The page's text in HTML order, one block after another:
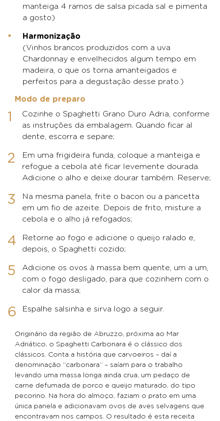
manteiga 4 ramos de salsa picada sal e pimenta
a gosto)
Harmonização
(Vinhos brancos produzidos com a uva
Chardonnay e envelhecidos algum tempo em
madeira, o que os torna amanteigados e
perfeitos para a degustação desse prato.)
Modo de preparo
Cozinhe o Spaghetti Grano Duro Adria, conforme
as instruções da embalagem. Quando ficar al
dente, escorra e separe;
Em uma frigideira funda, coloque a manteiga e
refogue a cebola até ficar levemente dourada.
Adicione o alho e deixe dourar também. Reserve;
Na mesma panela, frite o bacon ou a pancetta
em um fio de azeite. Depois de frito, misture a
cebola e o alho já refogados;
Retorne ao fogo e adicione o queijo ralado e,
depois, o Spaghetti cozido;
Adicione os ovos à massa bem quente, um a um,
com o fogo desligado, para que cozinhem com o
calor da massa;
Espalhe salsinha e sirva logo a seguir.
Originário da região de Abruzzo, próxima ao Mar
Adriático, o Spaghetti Carbonara é o clássico dos
clássicos. Conta a história que carvoeiros – daí a
denominação “carbonara” – saíam para o trabalho
levando uma massa longa ainda crua, um pedaço de
carne defumada de porco e queijo maturado, do tipo
pecorino. Na hora do almoço, faziam o prato em uma
única panela e adicionavam ovos de aves selvagens que
encontravam nos campos. O resultado é esta receita